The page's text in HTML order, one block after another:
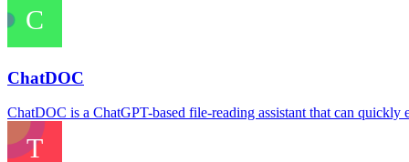
ChatDOC
ChatDOC is a ChatGPT-based file-reading assistant that can